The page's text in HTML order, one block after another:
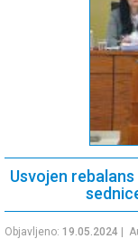
Usvojen
Objavljeno: 19.05.2024 |